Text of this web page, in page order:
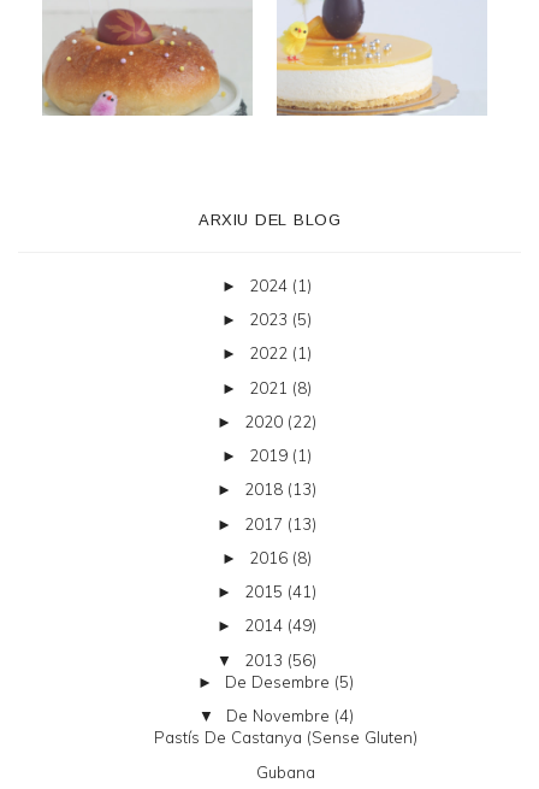
ARXIU DEL BLOG
► 2024 (1)
► 2023 (5)
► 2022 (1)
► 2021 (8)
► 2020 (22)
► 2019 (1)
► 2018 (13)
► 2017 (13)
► 2016 (8)
► 2015 (41)
► 2014 (49)
▼ 2013 (56)
► De Desembre (5)
▼ De Novembre (4)
Pastís De Castanya (sense Gluten)
Gubana